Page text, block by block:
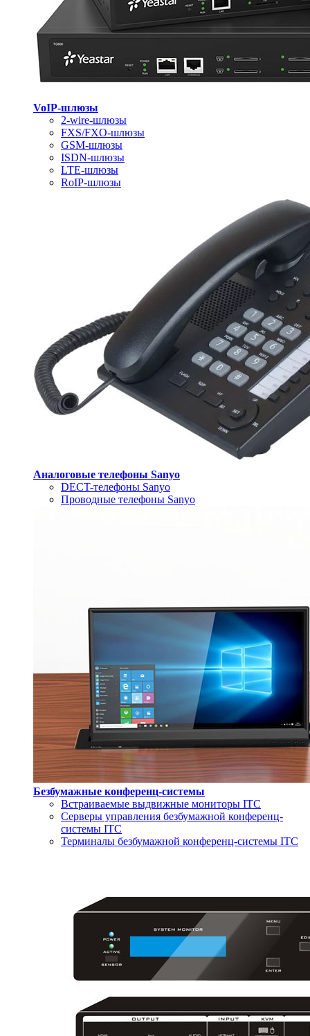
VoIP-шлюзы
2-wire-шлюзы
FXS/FXO-шлюзы
GSM-шлюзы
ISDN-шлюзы
LTE-шлюзы
RoIP-шлюзы
Аналоговые телефоны Sanyo
DECT-телефоны Sanyo
Проводные телефоны Sanyo
Безбумажные конференц-системы
Встраиваемые выдвижные мониторы ITC
Серверы управления безбумажной конференц-
системы ITC
Терминалы безбумажной конференц-системы ITC